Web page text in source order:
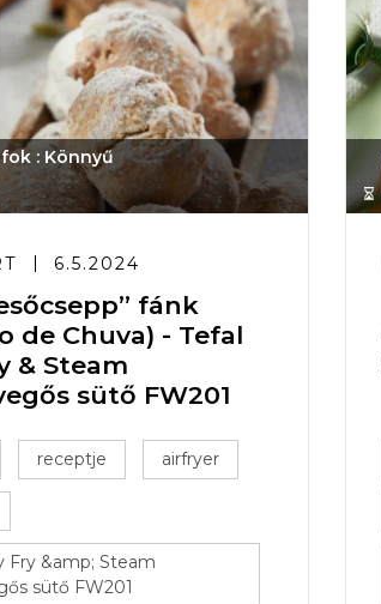
: Könnyű
6.5.2024
fánk
de Chuva) - Tefal
& Steam
sütő FW201
receptje airfryer
Fry &amp; Steam
sütő FW201